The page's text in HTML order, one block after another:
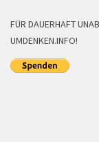
FÜR DAUERHAFT
UMDENKEN.INFO!